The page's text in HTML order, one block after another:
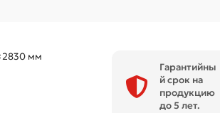
мм
Гарантийны
й срок на
продукцию
до 5 лет.